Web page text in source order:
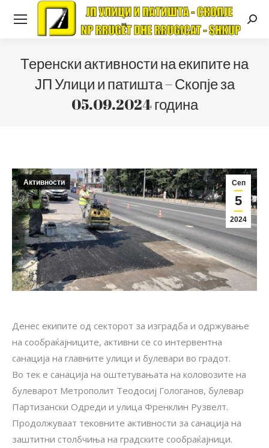
Теренски активности на екипите на
ЈП Улици и патишта – Скопје за
05.09.2024 година
Сеп
5
2024
Активности
Денес екипите од секторот за изградба и одржување
на сообраќајниците, активни се со интервентна
санација на главните улици и булевари во градот.
Во тек е санација на оштетувањата на коловозите на
булеварoт Метрополит Теодосиј Гологанов, булевар
Партизански Одреди и улица Френклин Рузвелт.
Продолжуваат тековните активности за санација на
заштитни столбчиња на градските сообраќајници.